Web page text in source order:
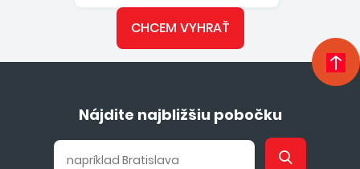
CHCEM VYHRAŤ
Nájdite najbližšiu pobočku